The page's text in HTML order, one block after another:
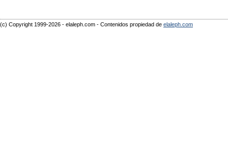
(c) Copyright 1999-2026 - elaleph.com - Contenidos propiedad de elaleph.com